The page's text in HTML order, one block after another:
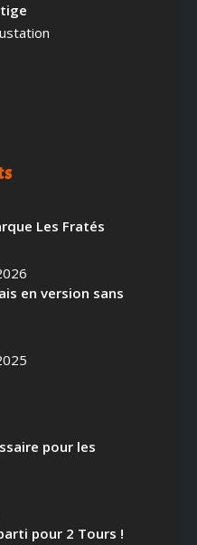
Les Fratés
en version sans
pour les
pour 2 Tours !